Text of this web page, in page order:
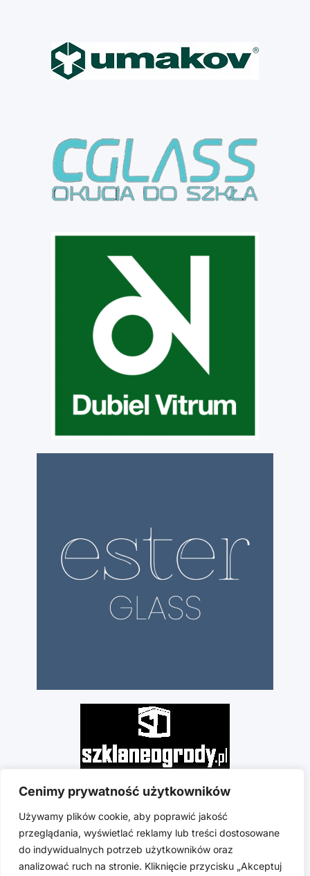
Cenimy prywatność użytkowników
Używamy plików cookie, aby poprawić jakość
przeglądania, wyświetlać reklamy lub treści dostosowane
do indywidualnych potrzeb użytkowników oraz
analizować ruch na stronie. Kliknięcie przycisku „Akceptuj